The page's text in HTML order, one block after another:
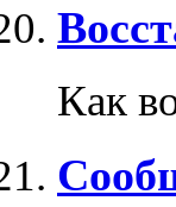
Как